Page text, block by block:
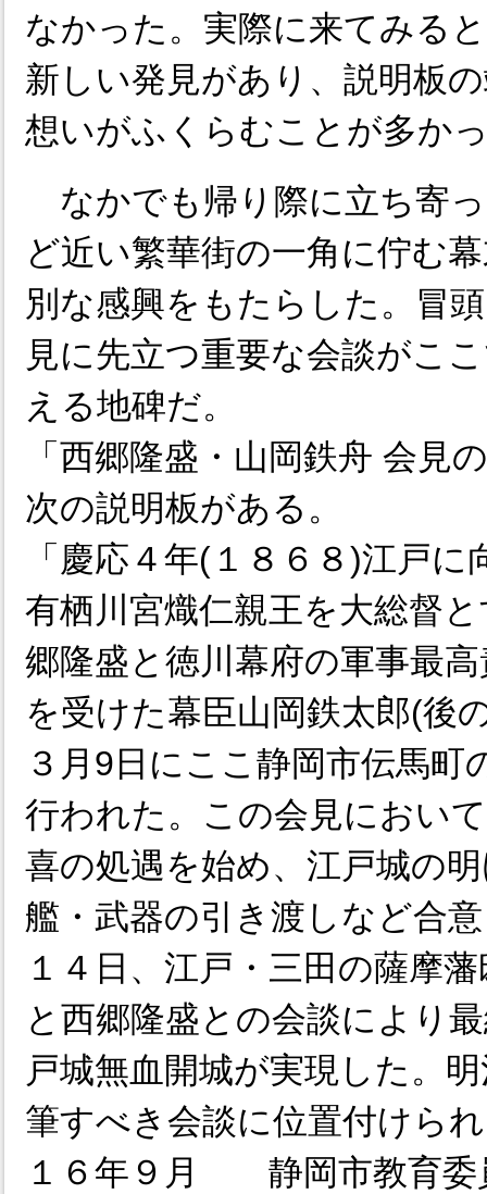
なかった。実際に来てみる
新しい発見があり、説明板
想いがふくらむことが多か
なかでも帰り際に立ち寄
ど近い繁華街の一角に佇む
別な感興をもたらした。冒
見に先立つ重要な会談がこ
える地碑だ。
「西郷隆盛・山岡鉄舟 会見
次の説明板がある。
「慶応４年(１８６８)江戸
有栖川宮熾仁親王を大総督
郷隆盛と徳川幕府の軍事最
を受けた幕臣山岡鉄太郎(後
３月9日にここ静岡市伝馬町
行われた。この会見におい
喜の処遇を始め、江戸城の
艦・武器の引き渡しなど合
１４日、江戸・三田の薩摩
と西郷隆盛との会談により
戸城無血開城が実現した。
筆すべき会談に位置付けら
１６年９月 静岡市教育委